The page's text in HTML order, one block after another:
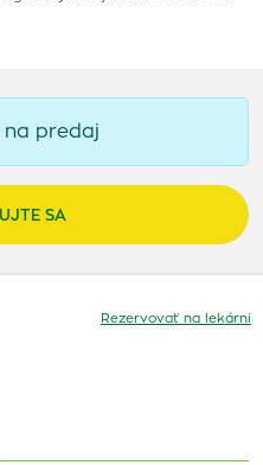
na predaj
SA
Rezervovať na lekárni